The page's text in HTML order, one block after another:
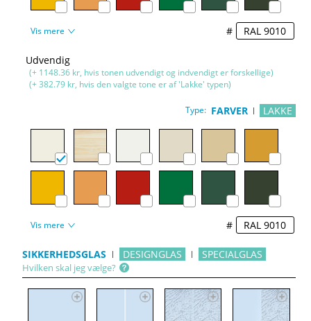
Vis mere #
Udvendig
(+ 1148.36 kr, hvis tonen udvendigt og indvendigt er forskellige)
(+ 382.79 kr, hvis den valgte tone er af 'Lakke' typen)
Type: FARVER LAKKE
Vis mere #
SIKKERHEDSGLAS DESIGNGLAS SPECIALGLAS
Hvilken skal jeg vælge?